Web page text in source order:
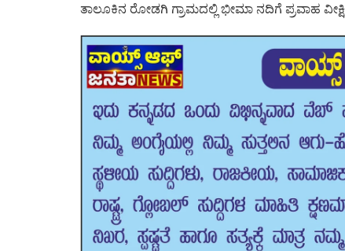
ತಾಲೂಕಿನ ರೋಡಗಿ ಗ್ರಾಮದಲ್ಲಿ ಭೀಮಾ ನದಿಗೆ ಪ್ರವಾಹ